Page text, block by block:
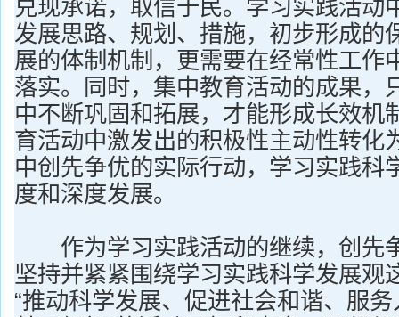
兑现承诺，取信于民。学习实践活动
发展思路、规划、措施，初步形成的
展的体制机制，更需要在经常性工作
落实。同时，集中教育活动的成果，
中不断巩固和拓展，才能形成长效机
育活动中激发出的积极性主动性转化
中创先争优的实际行动，学习实践科
度和深度发展。
作为学习实践活动的继续，创先
坚持并紧紧围绕学习实践科学发展观
“推动科学发展、促进社会和谐、服